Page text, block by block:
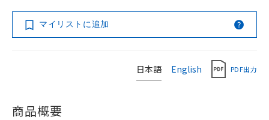
マイリストに追加
日本語 English PDF出力
商品概要